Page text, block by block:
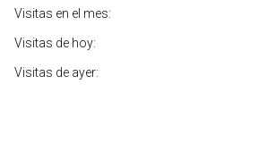
Visitas en el mes:
Visitas de hoy:
Visitas de ayer: